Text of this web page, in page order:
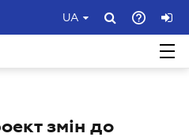
UA
змін до